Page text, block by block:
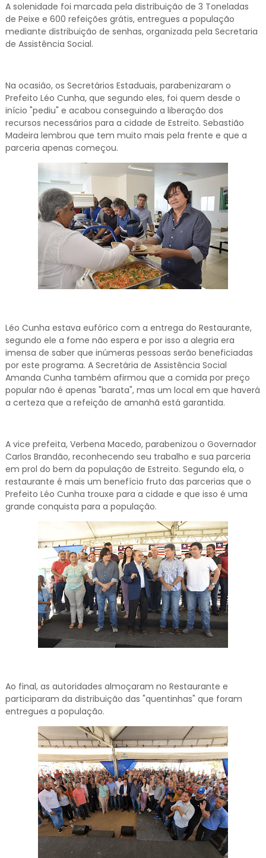
A solenidade foi marcada pela distribuição de 3 Toneladas
de Peixe e 600 refeições grátis, entregues a população
mediante distribuição de senhas, organizada pela Secretaria
de Assistência Social.
Na ocasião, os Secretários Estaduais, parabenizaram o
Prefeito Léo Cunha, que segundo eles, foi quem desde o
início "pediu" e acabou conseguindo a liberação dos
recursos necessários para a cidade de Estreito. Sebastião
Madeira lembrou que tem muito mais pela frente e que a
parceria apenas começou.
Léo Cunha estava eufórico com a entrega do Restaurante,
segundo ele a fome não espera e por isso a alegria era
imensa de saber que inúmeras pessoas serão beneficiadas
por este programa. A Secretária de Assistência Social
Amanda Cunha também afirmou que a comida por preço
popular não é apenas "barata", mas um local em que haverá
a certeza que a refeição de amanhã está garantida.
A vice prefeita, Verbena Macedo, parabenizou o Governador
Carlos Brandão, reconhecendo seu trabalho e sua parceria
em prol do bem da população de Estreito. Segundo ela, o
restaurante é mais um benefício fruto das parcerias que o
Prefeito Léo Cunha trouxe para a cidade e que isso é uma
grande conquista para a população.
Ao final, as autoridades almoçaram no Restaurante e
participaram da distribuição das "quentinhas" que foram
entregues a população.